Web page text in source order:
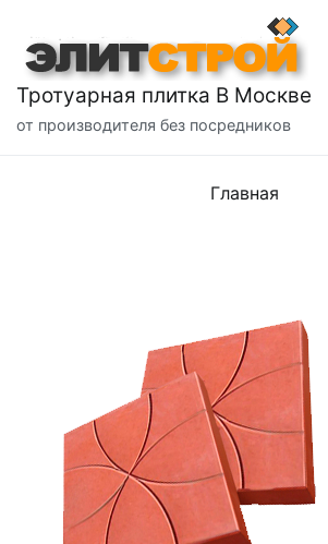
содержимому
Тротуарная плитка В Москве
от производителя без посредников
Главная